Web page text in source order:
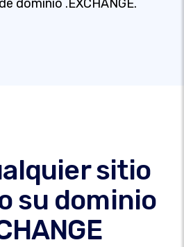
dominio .EXCHANGE.
sitio
su dominio